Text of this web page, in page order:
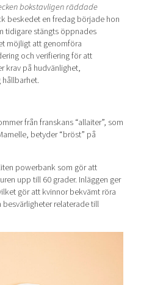
bokstavligen räddade
beskedet en fredag började hon
tidigare stängts öppnades
möjligt att genomföra
och verifiering för att
krav på hudvänlighet,
från franskans “allaiter”, som
betyder “bröst” på
powerbank som gör att
upp till 60 grader. Inläggen ger
gör att kvinnor bekvämt röra
relaterade till